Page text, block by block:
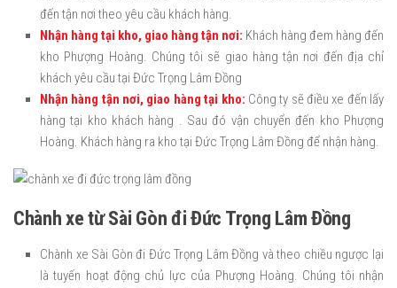
đến tận nơi theo yêu cầu khách hàng.
Nhận hàng tại kho, giao hàng tận nơi: Khách hàng đem hàng đến
kho Phượng Hoàng. Chúng tôi sẽ giao hàng tận nơi đến địa chỉ
khách yêu cầu tại Đức Trọng Lâm Đồng
Nhận hàng tận nơi, giao hàng tại kho: Công ty sẽ điều xe đến lấy
hàng tại kho khách hàng . Sau đó vận chuyển đến kho Phượng
Hoàng. Khách hàng ra kho tại Đức Trọng Lâm Đồng để nhận hàng.
Chành xe từ Sài Gòn đi Đức Trọng Lâm Đồng
Chành xe Sài Gòn đi Đức Trọng Lâm Đồng và theo chiều ngược lại
là tuyến hoạt động chủ lực của Phượng Hoàng. Chúng tôi nhận